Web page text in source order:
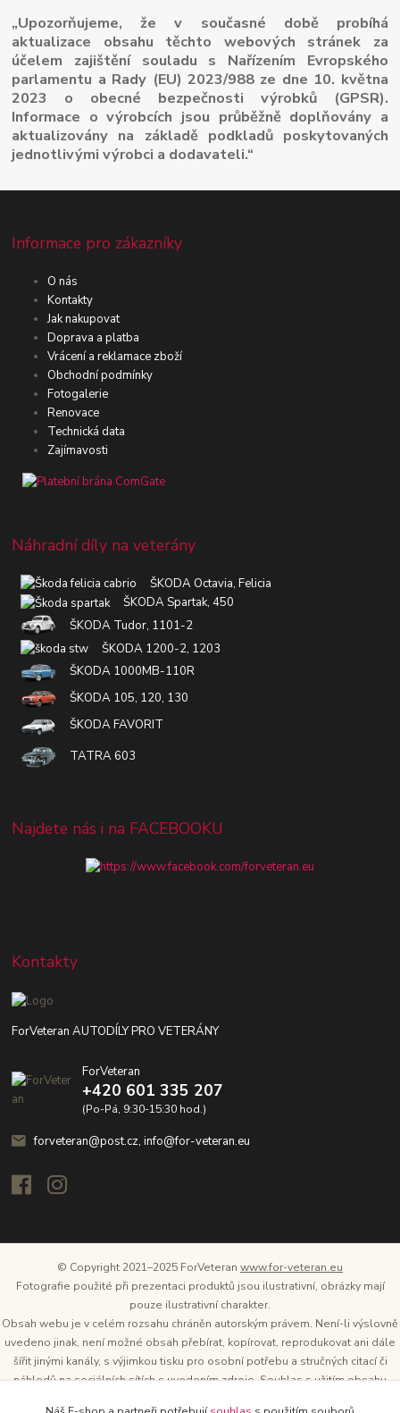
„Upozorňujeme, že v současné době probíhá
aktualizace obsahu těchto webových stránek za
účelem zajištění souladu s Nařízením Evropského
parlamentu a Rady (EU) 2023/988 ze dne 10. května
2023 o obecné bezpečnosti výrobků (GPSR).
Informace o výrobcích jsou průběžně doplňovány a
aktualizovány na základě podkladů poskytovaných
jednotlivými výrobci a dodavateli.“
Informace pro zákazníky
O nás
Kontakty
Jak nakupovat
Doprava a platba
Vrácení a reklamace zboží
Obchodní podmínky
Fotogalerie
Renovace
Technická data
Zajímavosti
Náhradní díly na veterány
ŠKODA Octavia, Felicia
ŠKODA Spartak, 450
ŠKODA Tudor, 1101-2
ŠKODA 1200-2, 1203
ŠKODA 1000MB-110R
ŠKODA 105, 120, 130
ŠKODA FAVORIT
TATRA 603
Najdete nás i na FACEBOOKU
Kontakty
ForVeteran AUTODÍLY PRO VETERÁNY
ForVeteran
+420 601 335 207
(Po-Pá, 9:30-15:30 hod.)
forveteran@post.cz, info@for-veteran.eu
© Copyright 2021–2025 ForVeteran www.for-veteran.eu
Fotografie použité při prezentaci produktů jsou ilustrativní, obrázky mají
pouze ilustrativní charakter.
Obsah webu je v celém rozsahu chráněn autorským právem. Není-li výslovně
uvedeno jinak, není možné obsah přebírat, kopírovat, reprodukovat ani dále
šířit jinými kanály, s výjimkou tisku pro osobní potřebu a stručných citací či
náhledů na sociálních sítích s uvedením zdroje. Souhlas s užitím obsahu